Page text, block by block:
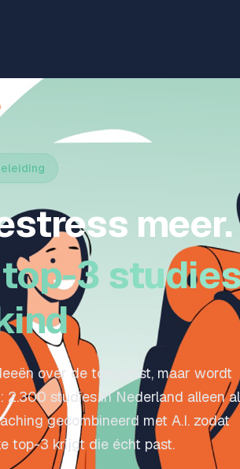
meer.
3
over de toekomst, maar wordt
studies in Nederland alleen
gecombineerd met A.I. zodat
top-3 krijgt die écht past.